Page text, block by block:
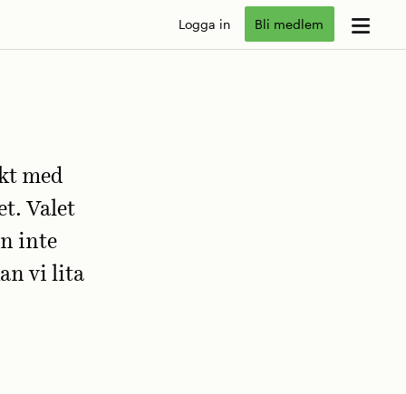
Logga in Bli medlem
med
Valet
inte
vi lita